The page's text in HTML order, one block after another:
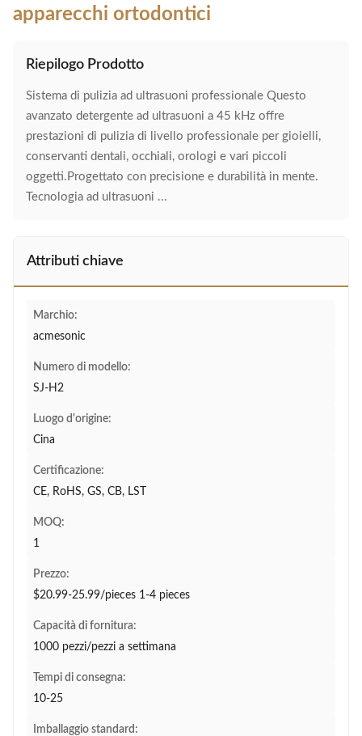
apparecchi ortodontici
Riepilogo Prodotto
Sistema di pulizia ad ultrasuoni professionale Questo
avanzato detergente ad ultrasuoni a 45 kHz offre
prestazioni di pulizia di livello professionale per gioielli,
conservanti dentali, occhiali, orologi e vari piccoli
oggetti.Progettato con precisione e durabilità in mente.
Tecnologia ad ultrasuoni ...
Attributi chiave
Marchio:
acmesonic
Numero di modello:
SJ-H2
Luogo d'origine:
Cina
Certificazione:
CE, RoHS, GS, CB, LST
MOQ:
1
Prezzo:
$20.99-25.99/pieces 1-4 pieces
Capacità di fornitura:
1000 pezzi/pezzi a settimana
Tempi di consegna:
10-25
Imballaggio standard: